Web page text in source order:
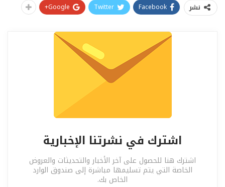
نشر Facebook
Twitter
Google+
اشترك في نشرتنا الإخبارية
اشترك هنا للحصول على آخر الأخبار والتحديثات والعروض
الخاصة التي يتم تسليمها مباشرة إلى صندوق الوارد
الخاص بك.